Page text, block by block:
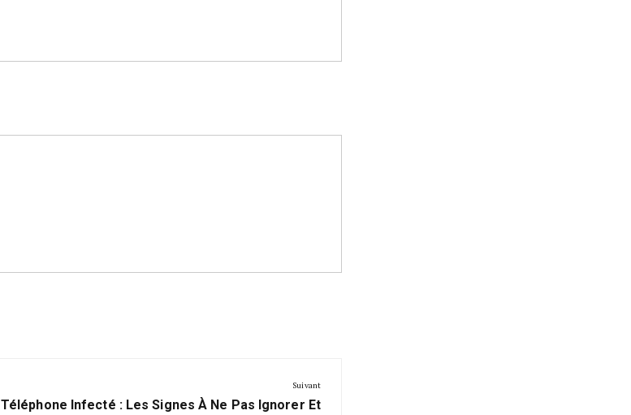
Suivant
Suivant:
Téléphone Infecté : Les Signes À Ne Pas Ignorer Et